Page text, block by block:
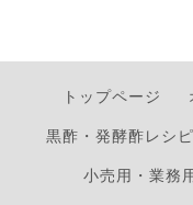
トップページ
黒酢・発酵酢レシピ
小売用・業務